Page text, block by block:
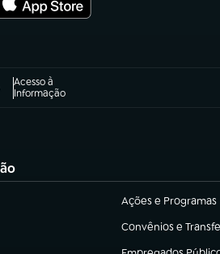
Acesso à
Informação
Ações e Programas
(abre em nova aba)
Convênios e
(abre em nova aba)